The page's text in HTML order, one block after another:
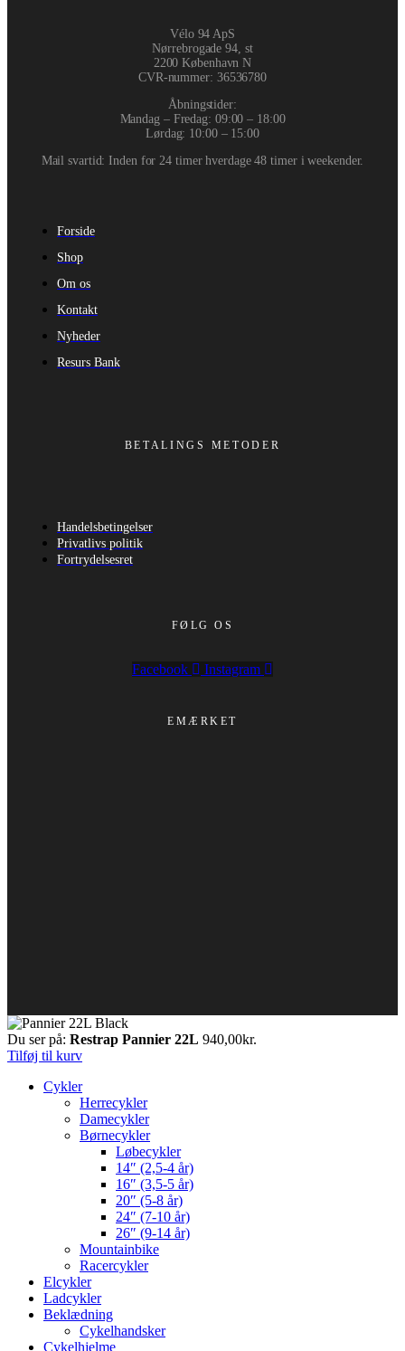
Vélo 94 ApS
Nørrebrogade 94, st
2200 København N
CVR-nummer: 36536780
Åbningstider:
Mandag – Fredag: 09:00 – 18:00
Lørdag: 10:00 – 15:00
Mail svartid: Inden for 24 timer hverdage 48 timer i weekender.
Forside
Shop
Om os
Kontakt
Nyheder
Resurs Bank
BETALINGS METODER
Handelsbetingelser
Privatlivs politik
Fortrydelsesret
FØLG OS
Facebook Instagram
EMÆRKET
Du ser på: Restrap Pannier 22L 940,00kr.
Tilføj til kurv
Cykler
Herrecykler
Damecykler
Børnecykler
Løbecykler
14″ (2,5-4 år)
16″ (3,5-5 år)
20″ (5-8 år)
24″ (7-10 år)
26″ (9-14 år)
Mountainbike
Racercykler
Elcykler
Ladcykler
Beklædning
Cykelhandsker
Cykelhjelme